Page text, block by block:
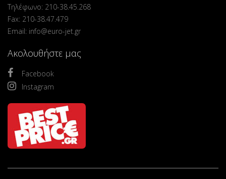
Τηλέφωνο: 210-38.45.268
Fax: 210-38.47.479
Email: info@euro-jet.gr
Ακολουθήστε μας
Facebook
Instagram